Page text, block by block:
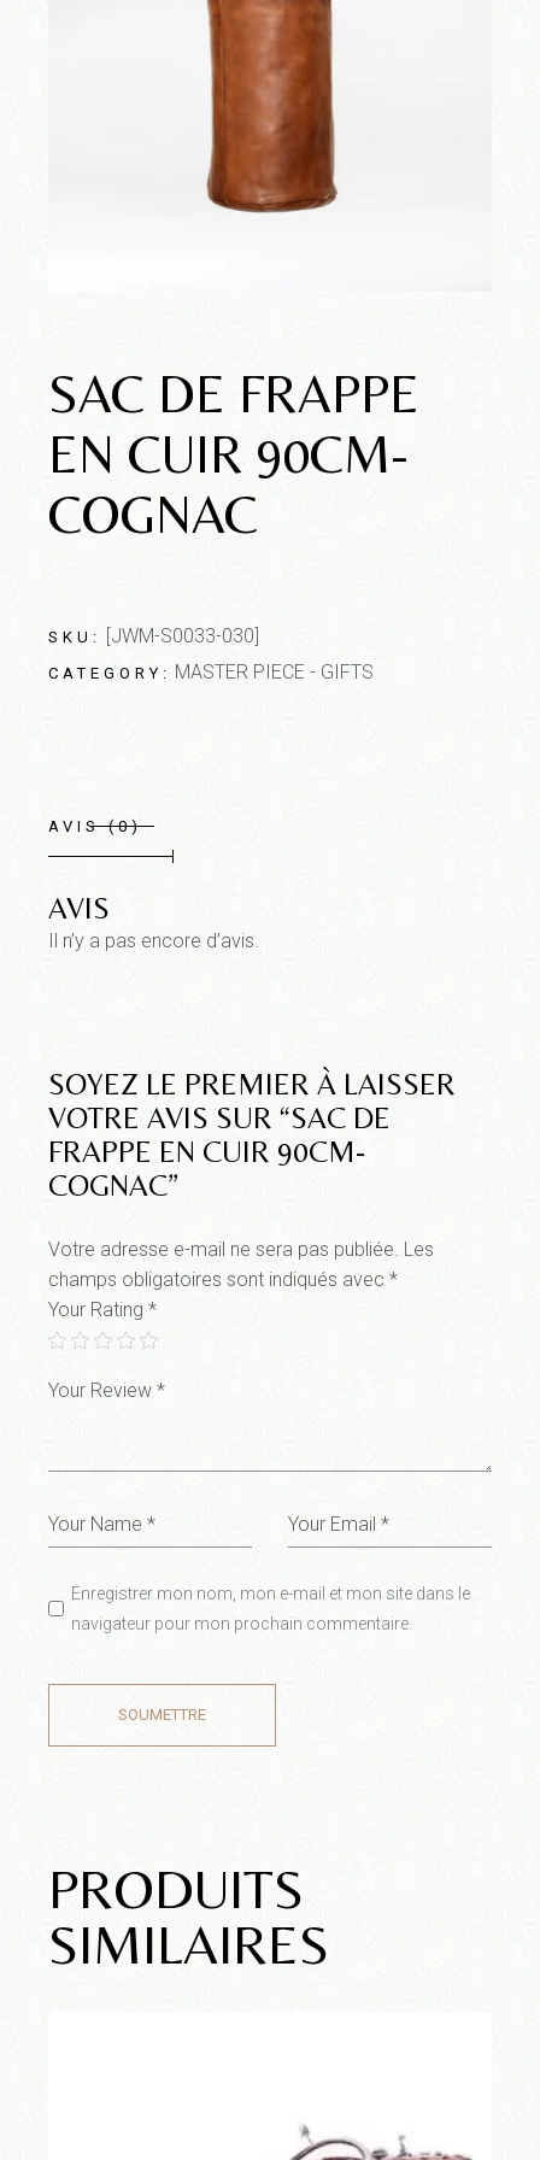
SAC DE FRAPPE
EN CUIR 90CM-
COGNAC
SKU: [JWM-S0033-030]
CATEGORY: MASTER PIECE - GIFTS
AVIS (0)
AVIS
Il n’y a pas encore d’avis.
SOYEZ LE PREMIER À LAISSER
VOTRE AVIS SUR “SAC DE
FRAPPE EN CUIR 90CM-
COGNAC”
Votre adresse e-mail ne sera pas publiée. Les
champs obligatoires sont indiqués avec*
Your Rating*
Enregistrer mon nom, mon e-mail et mon site dans le
navigateur pour mon prochain commentaire.
SOUMETTRE
PRODUITS
SIMILAIRES